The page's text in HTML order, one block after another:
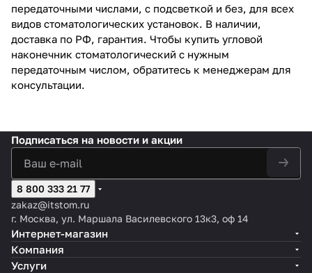
передаточными числами, с подсветкой и без, для всех
видов стоматологических установок. В наличии,
доставка по РФ, гарантия. Чтобы купить угловой
наконечник стоматологический с нужным
передаточным числом, обратитесь к менеджерам для
консультации.
Подписаться на новости и акции
8 800 333 21 77
zakaz@itstom.ru
г. Москва, ул. Маршала Василевского 13к3, оф 14
Интернет-магазин
Компания
Услуги